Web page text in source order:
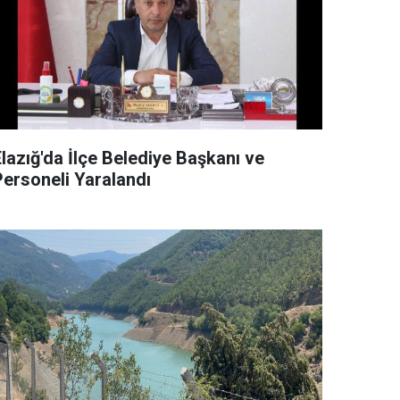
İlçe Belediye Başkanı ve
Yaralandı